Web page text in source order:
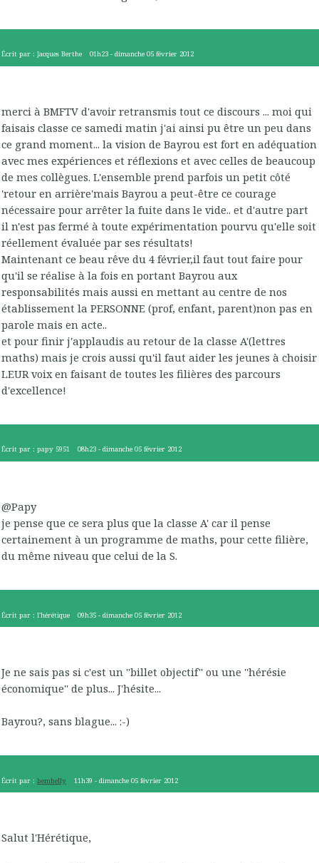
Écrit par : Jacques Berthe 01h23 -dimanche 05 février 2012
merci à BMFTV d'avoir retransmis tout ce discours ... moi qui
faisais classe ce samedi matin j'ai ainsi pu être un peu dans
ce grand moment... la vision de Bayrou est fort en adéquation
avec mes expériences et réflexions et avec celles de beaucoup
de mes collègues. L'ensemble prend parfois un petit côté
'retour en arrière'mais Bayrou a peut-être ce courage
nécessaire pour arrêter la fuite dans le vide.. et d'autre part
il n'est pas fermé à toute expérimentation pourvu qu'elle soit
réellement évaluée par ses résultats!
Maintenant ce beau rêve du 4 février,il faut tout faire pour
qu'il se réalise à la fois en portant Bayrou aux
responsabilités mais aussi en mettant au centre de nos
établissement la PERSONNE (prof, enfant, parent)non pas en
parole mais en acte..
et pour finir j'applaudis au retour de la classe A'(lettres
maths) mais je crois aussi qu'il faut aider les jeunes à choisir
LEUR voix en faisant de toutes les filières des parcours
d'excellence!
Écrit par : papy 5951 08h23 -dimanche 05 février 2012
@Papy
je pense que ce sera plus que la classe A' car il pense
certainement à un programme de maths, pour cette filière,
du même niveau que celui de la S.
Écrit par : l'hérétique 09h35 -dimanche 05 février 2012
Je ne sais pas si c'est un ''billet objectif'' ou une ''hérésie
économique'' de plus... J'hésite...
Bayrou?, sans blague... :-)
Écrit par : bembelly 11h39 -dimanche 05 février 2012
Salut l'Hérétique,